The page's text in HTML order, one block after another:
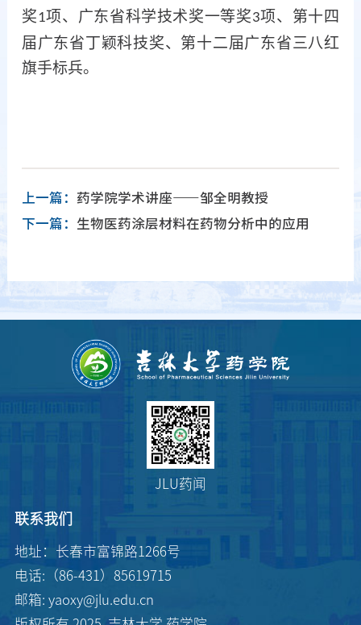
奖1项、广东省科学技术奖一等奖3项、第十四
届广东省丁颖科技奖、第十二届广东省三八红
旗手标兵。
上一篇： 药学院学术讲座——邹全明教授
下一篇： 生物医药涂层材料在药物分析中的应用
JLU药闻
联系我们
地址：长春市富锦路1266号
电话:（86-431）85619715
邮箱: yaoxy@jlu.edu.cn